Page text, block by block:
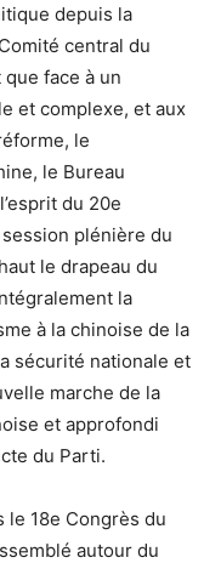
depuis la
central du
face à un
et complexe, et aux
le
le Bureau
du 20e
plénière du
le drapeau du
la
à la chinoise de la
sécurité nationale et
marche de la
et approfondi
du Parti.
le 18e Congrès du
autour du